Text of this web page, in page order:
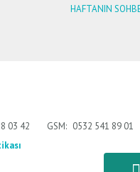
HAFTANIN
03 42 GSM: 0532 541 89 01